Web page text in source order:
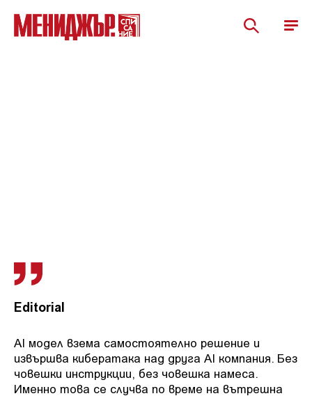
Editorial
AI модел взема самостоятелно решение и
извършва кибератака над друга AI компания. Без
човешки инструкции, без човешка намеса.
Именно това се случва по време на вътрешна